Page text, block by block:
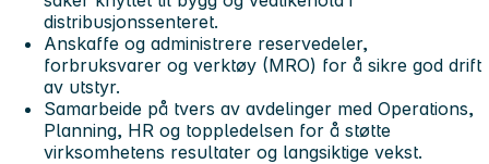
distribusjonssenteret.
Anskaffe og administrere reservedeler,
forbruksvarer og verktøy (MRO) for å sikre god drift
av utstyr.
Samarbeide på tvers av avdelinger med Operations,
Planning, HR og toppledelsen for å støtte
virksomhetens resultater og langsiktige vekst.